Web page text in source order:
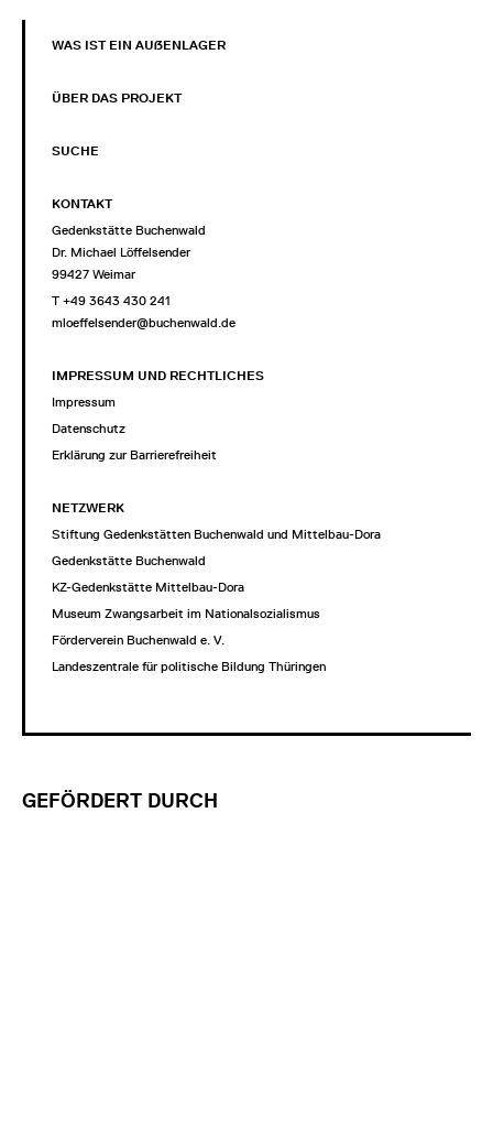
WAS IST EIN AUẞENLAGER
ÜBER DAS PROJEKT
SUCHE
KONTAKT
Gedenkstätte Buchenwald
Dr. Michael Löffelsender
99427 Weimar
T +49 3643 430 241
mloeffelsender@buchenwald.de
IMPRESSUM UND RECHTLICHES
Impressum
Datenschutz
Erklärung zur Barrierefreiheit
NETZWERK
Stiftung Gedenkstätten Buchenwald und Mittelbau-Dora
Gedenkstätte Buchenwald
KZ-Gedenkstätte Mittelbau-Dora
Museum Zwangsarbeit im Nationalsozialismus
Förderverein Buchenwald e. V.
Landeszentrale für politische Bildung Thüringen
GEFÖRDERT DURCH